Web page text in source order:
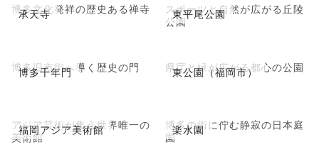
承天寺
博多文化発祥の歴史ある禅寺 東平尾公園
スポーツと自然が広がる丘陵
公園
博多千年門
博多旧市街へ導く歴史の門 東公園（福岡市）
県庁と緑が広がる都心の公園
福岡アジア美術館
アジア芸術が集う世界唯一の
美術館
楽水園
博多の街に佇む静寂の日本庭
園